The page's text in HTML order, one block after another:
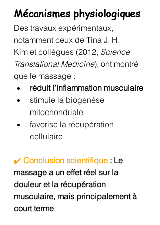
Mécanismes physiologiques
Des travaux expérimentaux,
notamment ceux de Tina J. H.
Kim et collègues (2012, Science
Translational Medicine), ont montré
que le massage :
réduit l’inflammation musculaire
stimule la biogenèse
mitochondriale
favorise la récupération
cellulaire
✔️ Conclusion scientifique : Le
massage a un effet réel sur la
douleur et la récupération
musculaire, mais principalement à
court terme.